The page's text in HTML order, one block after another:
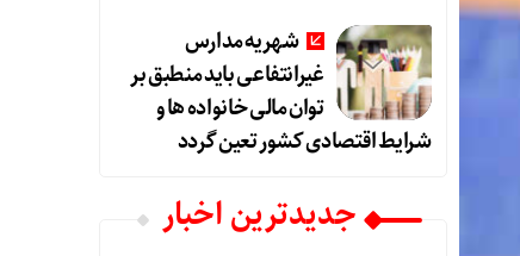
شهریه مدارس
غیرانتفاعی باید منطبق بر
توان مالی خانواده ها و
شرایط اقتصادی کشور تعین گردد
جديدترين اخبار